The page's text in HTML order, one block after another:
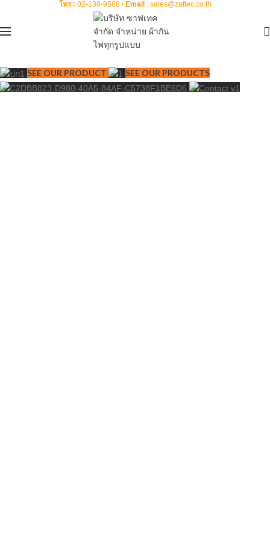
โทร : 02-136-9588 / Email : sales@zaftec.co.th
SEE OUR PRODUCT SEE OUR PRODUCTS
ผ้ากันสะเก็ดไฟ